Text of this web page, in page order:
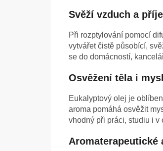
Svěží vzduch a
Při rozptylování pomocí
vytvářet čistě působící,
se do domácností,
Osvěžení těla i
Eukalyptový olej je
aroma pomáhá osvěžit
vhodný při práci, studiu i
Aromaterapeutické